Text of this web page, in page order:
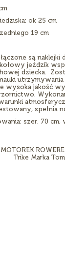
ok 25 cm
19 cm
są naklejki
jeździk
dziecka.
wysoka jakość
spełnia
szer. 70 cm,